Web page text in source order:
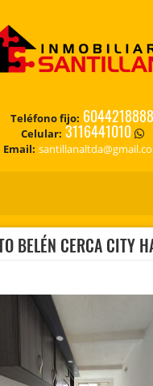
Teléfono fijo: 6044218888
Celular: 3116441010
Email:
BELÉN CERCA CITY